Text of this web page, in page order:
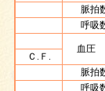
脈拍
呼吸
血圧
Ｃ.Ｆ.
脈拍
呼吸